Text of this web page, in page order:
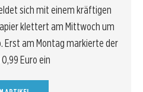
sich mit einem kräftigen
klettert am Mittwoch um
Erst am Montag markierte der
Euro ein